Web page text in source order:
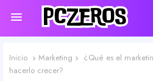
Inicio Marketing
¿Qué es el
hacerlo crecer?